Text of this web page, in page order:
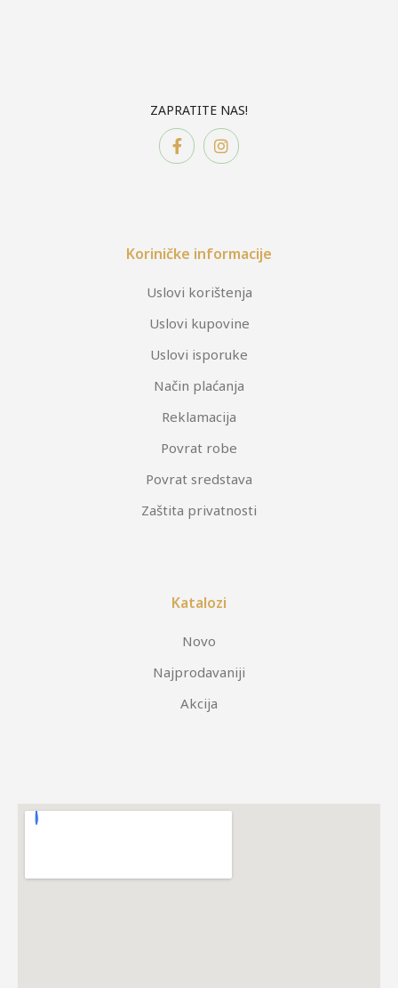
ZAPRATITE NAS!
Koriničke informacije
Uslovi korištenja
Uslovi kupovine
Uslovi isporuke
Način plaćanja
Reklamacija
Povrat robe
Povrat sredstava
Zaštita privatnosti
Katalozi
Novo
Najprodavaniji
Akcija